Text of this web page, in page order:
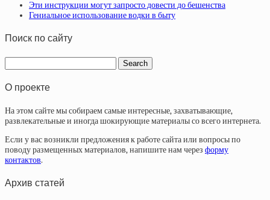
Эти инструкции могут запросто довести до бешенства
Гениальное использование водки в быту
Поиск по сайту
О проекте
На этом сайте мы собираем самые интересные, захватывающие,
развлекательные и иногда шокирующие материалы со всего интернета.
Если у вас возникли предложения к работе сайта или вопросы по
поводу размещенных материалов, напишите нам через форму
контактов.
Архив статей